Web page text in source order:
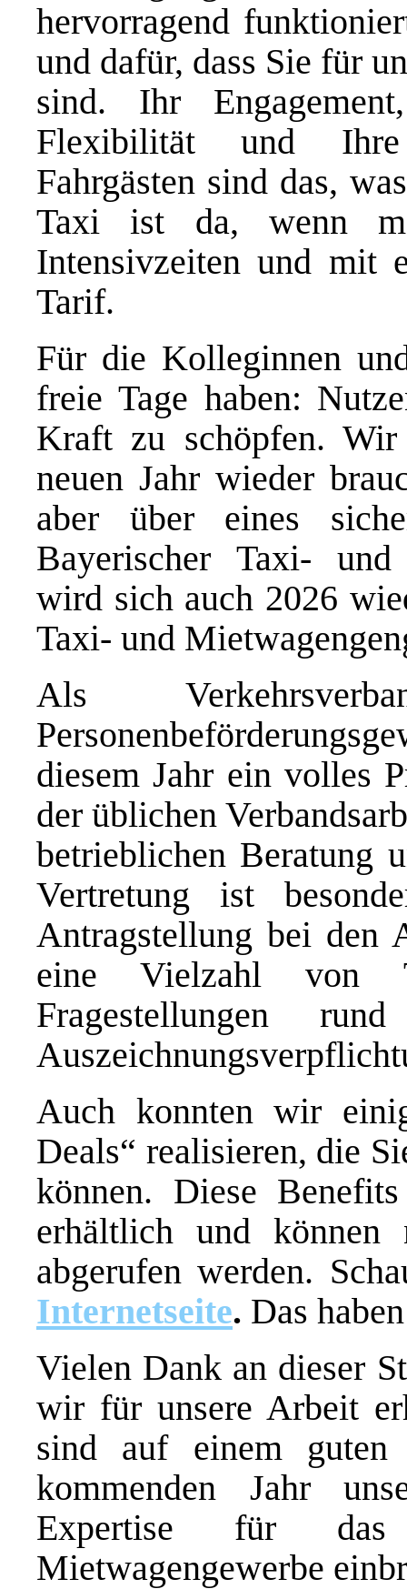
hervorragend
und dafür, dass Sie für
sind. Ihr
Flexibilität und Ihre
Fahrgästen sind das,
Taxi ist da, wenn
Intensivzeiten und mit
Tarif.
Für die Kolleginnen
freie Tage haben:
Kraft zu schöpfen.
neuen Jahr wieder
aber über eines
Bayerischer Taxi- und
wird sich auch 2026
Taxi- und
Als
diesem Jahr ein volles
der üblichen
betrieblichen Beratung
Vertretung ist
Antragstellung bei den
eine Vielzahl von
Fragestellungen
Auch konnten wir
Deals“ realisieren, die
können. Diese
erhältlich und können
abgerufen werden.
Internetseite. Das
Vielen Dank an dieser
wir für unsere Arbeit
sind auf einem
kommenden Jahr
Expertise für
Mietwagengewerbe